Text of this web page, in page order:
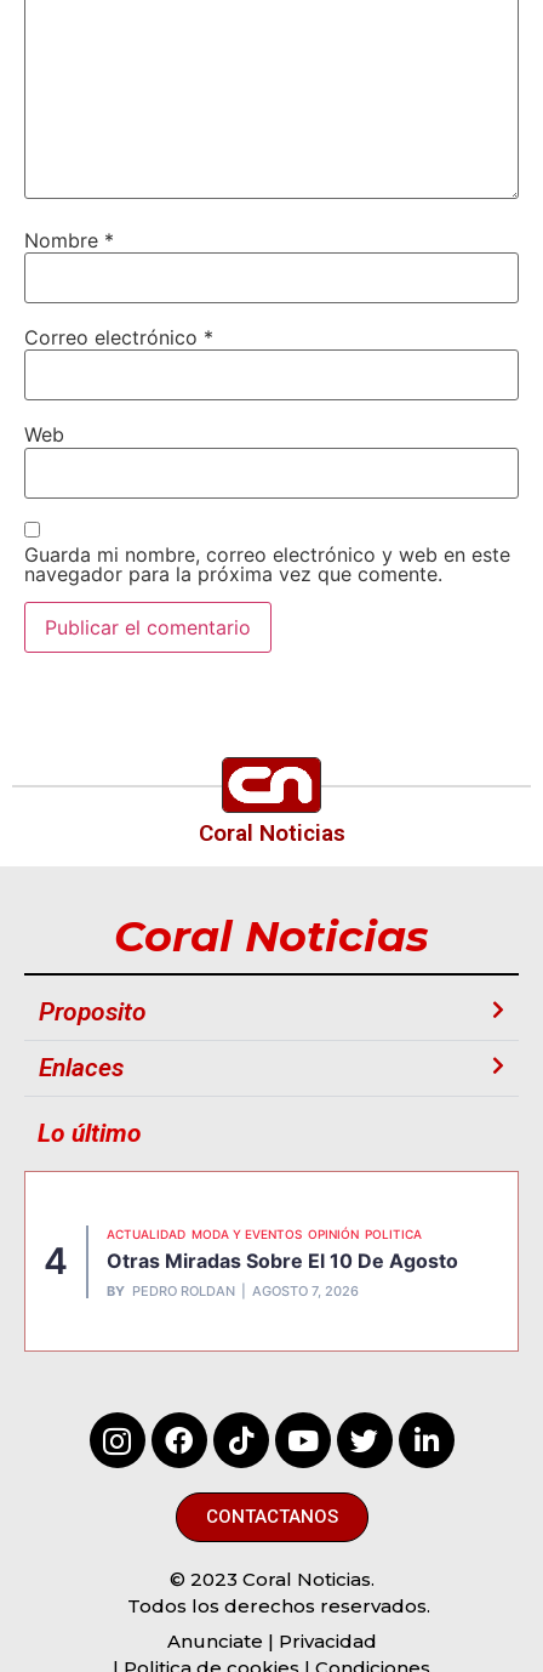
Nombre *
Correo electrónico *
Web
Guarda mi nombre, correo electrónico y web en este
navegador para la próxima vez que comente.
Coral Noticias
Coral Noticias
Proposito
Enlaces
Lo último
4
ACTUALIDAD MODA Y EVENTOS OPINIÓN POLITICA
Otras Miradas Sobre El 10 De Agosto
BY PEDRO ROLDAN AGOSTO 7, 2026
CONTACTANOS
© 2023 Coral Noticias.
Todos los derechos reservados.
Anunciate | Privacidad